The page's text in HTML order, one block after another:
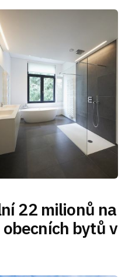
22 milionů na
bytů v